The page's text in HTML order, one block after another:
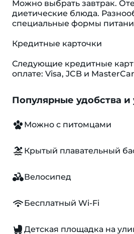
Можно выбрать завтрак.
диетические блюда.
специальные формы
Кредитные карточки
Следующие кредитные
оплате: Visa, JCB и
Популярные удобства и
Можно с питомцами
Крытый плавательный
Велосипед
Бесплатный Wi-Fi
Детская площадка на